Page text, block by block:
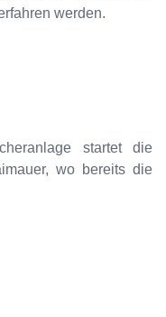
werden.
startet die
wo bereits die